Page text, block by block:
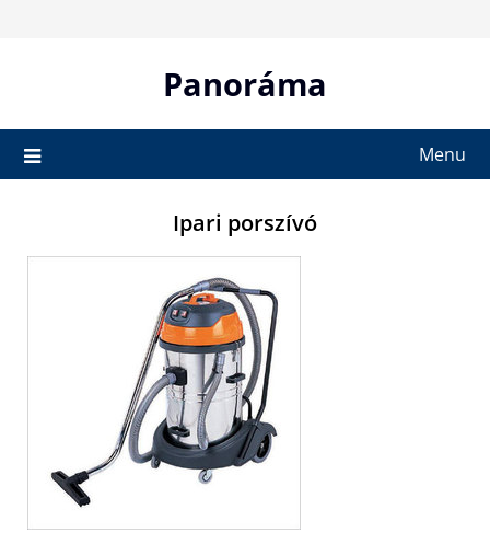
Panoráma
Menu
Ipari porszívó